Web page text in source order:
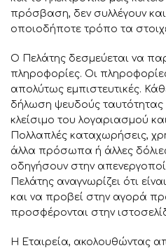
πρόσβαση, δεν συλλέγουν
οποιοδήποτε τρόπο τα
Ο Πελάτης δεσμεύεται να
πληροφορίες. Οι
απολύτως εμπιστευτικές.
δήλωση ψευδούς ταυτότητας
κλείσιμο του λογαριασμού
Πολλαπλές καταχωρήσεις,
άλλα πρόσωπα ή άλλες
οδηγήσουν στην
Πελάτης αναγνωρίζει ότι
και να προβεί στην αγορά
προσφέρονται στην
Η Εταιρεία, ακολουθώντας